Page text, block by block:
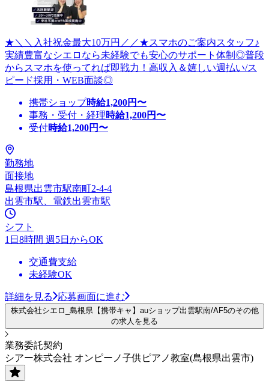
★＼＼入社祝金最大10万円／／★スマホのご案内スタッフ♪
実績豊富なシエロなら未経験でも安心のサポート体制◎普段
からスマホを使ってれば即戦力！高収入＆嬉しい週払い/ス
ピード採用・WEB面談◎
携帯ショップ時給1,200円〜
事務・受付・経理時給1,200円〜
受付時給1,200円〜
勤務地
面接地
島根県出雲市駅南町2-4-4
出雲市駅、電鉄出雲市駅
シフト
1日8時間 週5日からOK
交通費支給
未経験OK
詳細を見る 応募画面に進む
株式会社シエロ_島根県【携帯キャ】auショップ出雲駅南/AF5のその他
の求人を見る
業務委託契約
シアー株式会社 オンピーノ子供ピアノ教室(島根県出雲市)